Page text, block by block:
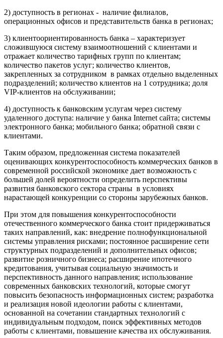
2) доступность в регионах - наличие филиалов,
операционных офисов и представительств банка в регионах;
3) клиентоориентированность банка – характеризует
сложившуюся систему взаимоотношений с клиентами и
отражает количество тарифных групп по клиентам;
количество пакетов услуг; количество клиентов,
закрепленных за сотрудником в рамках отдельно выделенных
подразделений; количество клиентов на 1 сотрудника; доля
VIP-клиентов на обслуживании;
4) доступность к банковским услугам через систему
удаленного доступа: наличие у банка Internet сайта; системы
электронного банка; мобильного банка; обратной связи с
клиентами.
Таким образом, предложенная система показателей
оценивающих конкурентоспособность коммерческих банков в
современной российской экономике дает возможность с
большей долей вероятности определить перспективы
развития банковского сектора страны в условиях
нарастающей конкуренции со стороны зарубежных банков.
При этом для повышения конкурентоспособности
отечественного коммерческого банка стоит придерживаться
таких направлений, как: внедрение полнофункциональной
системы управления рисками; постоянное расширение сети
структурных подразделений и дополнительных офисов;
развитие розничного бизнеса; расширение ипотечного
кредитования, учитывая социальную значимость и
перспективность данного направления; использование
современных банковских технологий, которые смогут
повысить безопасность информационных систем; разработка
и реализация новой идеологии работы с клиентами,
основанной на сочетании стандартных технологий с
индивидуальным подходом, поиск эффективных методов
работы с клиентами, повышение качества их обслуживания.